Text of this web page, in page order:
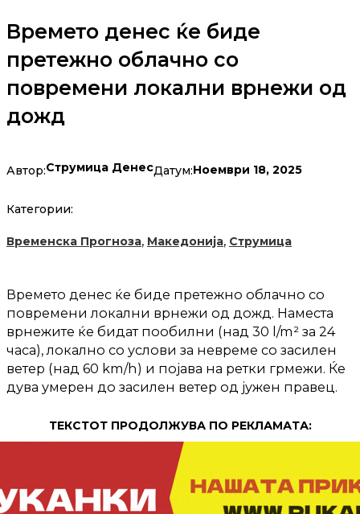
Времето денес ќе биде
претежно облачно со
повремени локални врнежи од
дожд
Автор:Струмица ДенесДатум:Ноември 18, 2025
Категории:
Временска Прогноза, Македонија, Струмица
Времето денес ќе биде претежно облачно со
повремени локални врнежи од дожд. Наместа
врнежите ќе бидат пообилни (над 30 l/m² за 24
часа), локално со услови за невреме со засилен
ветер (над 60 km/h) и појава на ретки грмежи. Ќе
дува умерен до засилен ветер од јужен правец.
ТЕКСТОТ ПРОДОЛЖУВА ПО РЕКЛАМАТА: